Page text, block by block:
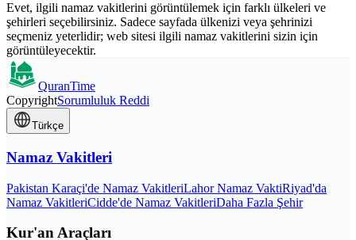
Evet, ilgili namaz vakitlerini görüntülemek için farklı ülkeleri ve
şehirleri seçebilirsiniz. Sadece sayfada ülkenizi veya şehrinizi
seçmeniz yeterlidir; web sitesi ilgili namaz vakitlerini sizin için
görüntüleyecektir.
QuranTime
CopyrightSorumluluk Reddi
Türkçe
Namaz Vakitleri
Pakistan Karaçi'de Namaz VakitleriLahor Namaz VaktiRiyad'da
Namaz VakitleriCidde'de Namaz VakitleriDaha Fazla Şehir
Kur'an Araçları